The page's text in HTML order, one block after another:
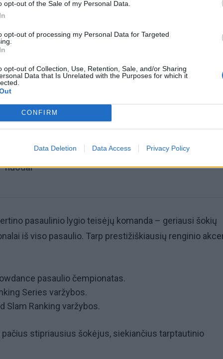
opt-out of the Sale of my Personal Data.
opt-out of processing my Personal Data for Targeted
opt-out of Collection, Use, Retention, Sale, and/or Sharing
Data that Is Unrelated with the Purposes for which it
CONFIRM
Data Deletion Data Access Privacy Policy
Negrįžo iš Jūros šventės: artimieji laukė dvi savaites
nuodai
pasaulinio lygio teisėjų komanda – geriausi šokių
iš viso pasaulio. Tarp prestižiškiausių renginio
pasaulio čempionatas.
Series varžybos.
Slam Ranking varžybos.
pačius stipriausius šokėjus, siekiančius tarptautinio